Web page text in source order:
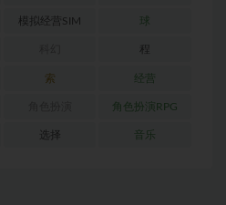
模拟经营SIM 球
程
索 经营
角色扮演RPG
选择 音乐